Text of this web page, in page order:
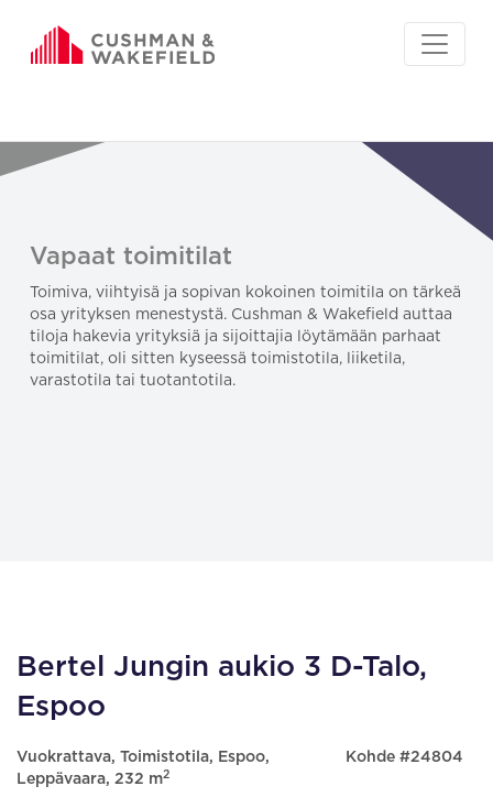
Vapaat toimitilat
Toimiva, viihtyisä ja sopivan kokoinen toimitila on tärkeä
osa yrityksen menestystä. Cushman & Wakefield auttaa
tiloja hakevia yrityksiä ja sijoittajia löytämään parhaat
toimitilat, oli sitten kyseessä toimistotila, liiketila,
varastotila tai tuotantotila.
Bertel Jungin aukio 3 D-Talo,
Espoo
Vuokrattava, Toimistotila, Espoo,
Leppävaara, 232 m2
Kohde #24804